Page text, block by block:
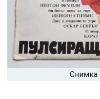
Снимка